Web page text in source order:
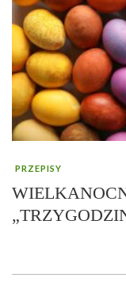
PRZEPISY